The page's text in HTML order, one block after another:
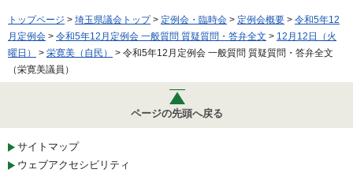
トップページ > 埼玉県議会トップ> 定例会・臨時会 > 定例会概要 > 令和5年12
月定例会 > 令和5年12月定例会 一般質問 質疑質問・答弁全文 > 12月12日（火
曜日）
> 栄寛美（自民）
> 令和5年12月定例会 一般質問 質疑質問・答弁全文
（栄寛美議員）
ページの先頭へ戻る
サイトマップ
ウェブアクセシビリティ